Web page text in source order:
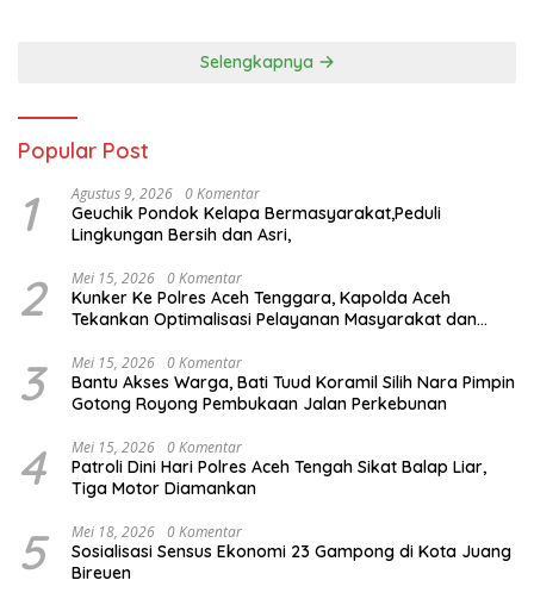
Selengkapnya
Popular Post
1 Agustus 9, 2026 0 Komentar
Geuchik Pondok Kelapa Bermasyarakat,Peduli
Lingkungan Bersih dan Asri,
2 Mei 15, 2026 0 Komentar
Kunker Ke Polres Aceh Tenggara, Kapolda Aceh
Tekankan Optimalisasi Pelayanan Masyarakat dan
3 Mei 15, 2026 0 Komentar
Bantu Akses Warga, Bati Tuud Koramil Silih Nara Pimpin
Gotong Royong Pembukaan Jalan Perkebunan
4 Mei 15, 2026 0 Komentar
Patroli Dini Hari Polres Aceh Tengah Sikat Balap Liar,
Tiga Motor Diamankan
5 Mei 18, 2026 0 Komentar
Sosialisasi Sensus Ekonomi 23 Gampong di Kota Juang
Bireuen